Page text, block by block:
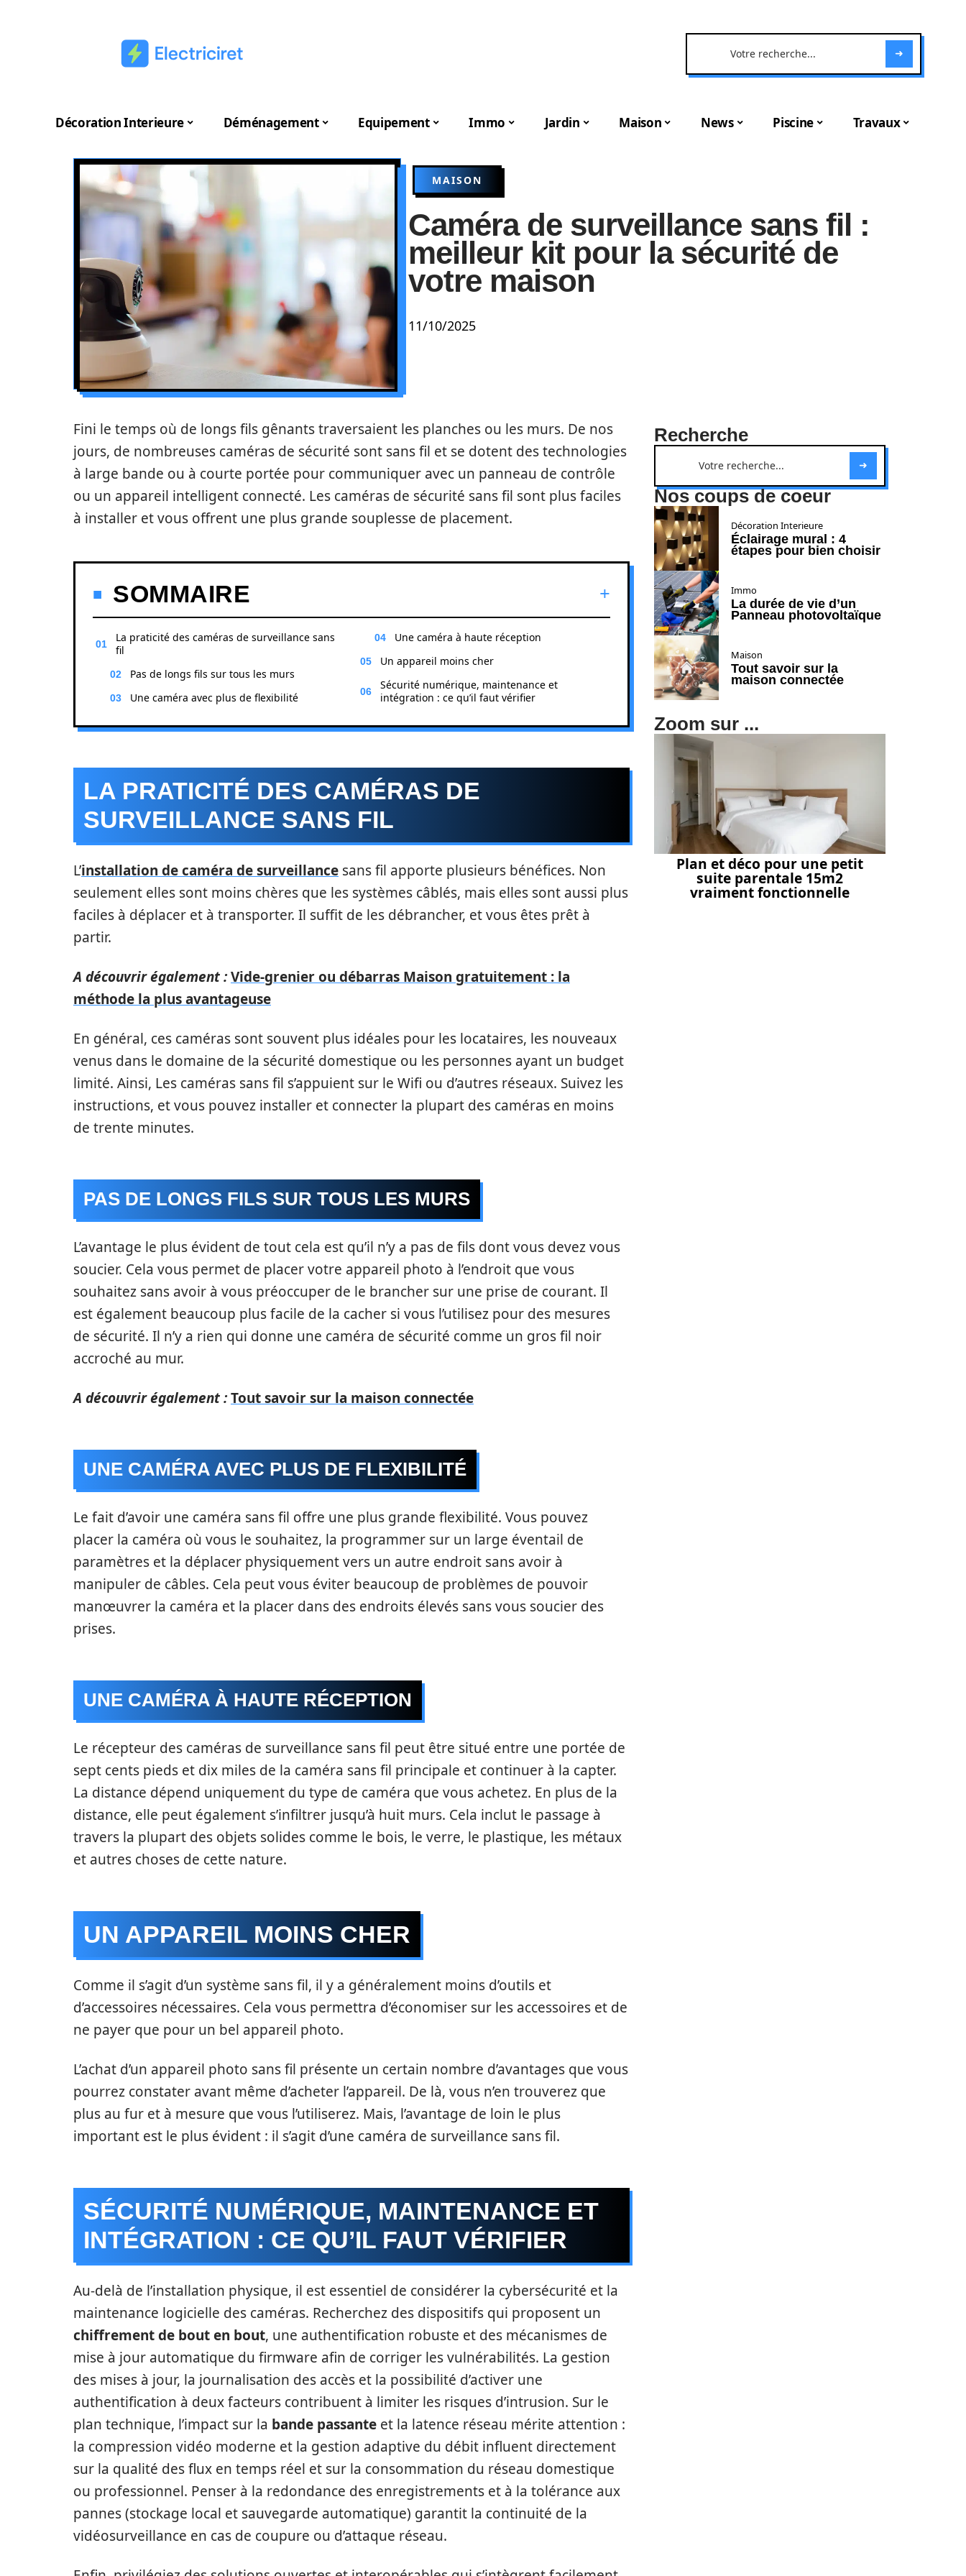
Décoration Interieure Déménagement Equipement Immo Jardin Maison News Piscine Travaux
MAISON
Caméra de surveillance sans fil :
meilleur kit pour la sécurité de
votre maison
11/10/2025
Fini le temps où de longs fils gênants traversaient les planches ou les murs. De nos
jours, de nombreuses caméras de sécurité sont sans fil et se dotent des technologies
à large bande ou à courte portée pour communiquer avec un panneau de contrôle
ou un appareil intelligent connecté. Les caméras de sécurité sans fil sont plus faciles
à installer et vous offrent une plus grande souplesse de placement.
SOMMAIRE
La praticité des caméras de surveillance sans
fil
Pas de longs fils sur tous les murs
Une caméra avec plus de flexibilité
Une caméra à haute réception
Un appareil moins cher
Sécurité numérique, maintenance et
intégration : ce qu’il faut vérifier
LA PRATICITÉ DES CAMÉRAS DE
SURVEILLANCE SANS FIL
L’installation de caméra de surveillance sans fil apporte plusieurs bénéfices. Non
seulement elles sont moins chères que les systèmes câblés, mais elles sont aussi plus
faciles à déplacer et à transporter. Il suffit de les débrancher, et vous êtes prêt à
partir.
A découvrir également :Vide-grenier ou débarras Maison gratuitement : la
méthode la plus avantageuse
En général, ces caméras sont souvent plus idéales pour les locataires, les nouveaux
venus dans le domaine de la sécurité domestique ou les personnes ayant un budget
limité. Ainsi, Les caméras sans fil s’appuient sur le Wifi ou d’autres réseaux. Suivez les
instructions, et vous pouvez installer et connecter la plupart des caméras en moins
de trente minutes.
PAS DE LONGS FILS SUR TOUS LES MURS
L’avantage le plus évident de tout cela est qu’il n’y a pas de fils dont vous devez vous
soucier. Cela vous permet de placer votre appareil photo à l’endroit que vous
souhaitez sans avoir à vous préoccuper de le brancher sur une prise de courant. Il
est également beaucoup plus facile de la cacher si vous l’utilisez pour des mesures
de sécurité. Il n’y a rien qui donne une caméra de sécurité comme un gros fil noir
accroché au mur.
A découvrir également :Tout savoir sur la maison connectée
UNE CAMÉRA AVEC PLUS DE FLEXIBILITÉ
Le fait d’avoir une caméra sans fil offre une plus grande flexibilité. Vous pouvez
placer la caméra où vous le souhaitez, la programmer sur un large éventail de
paramètres et la déplacer physiquement vers un autre endroit sans avoir à
manipuler de câbles. Cela peut vous éviter beaucoup de problèmes de pouvoir
manœuvrer la caméra et la placer dans des endroits élevés sans vous soucier des
prises.
UNE CAMÉRA À HAUTE RÉCEPTION
Le récepteur des caméras de surveillance sans fil peut être situé entre une portée de
sept cents pieds et dix miles de la caméra sans fil principale et continuer à la capter.
La distance dépend uniquement du type de caméra que vous achetez. En plus de la
distance, elle peut également s’infiltrer jusqu’à huit murs. Cela inclut le passage à
travers la plupart des objets solides comme le bois, le verre, le plastique, les métaux
et autres choses de cette nature.
UN APPAREIL MOINS CHER
Comme il s’agit d’un système sans fil, il y a généralement moins d’outils et
d’accessoires nécessaires. Cela vous permettra d’économiser sur les accessoires et de
ne payer que pour un bel appareil photo.
L’achat d’un appareil photo sans fil présente un certain nombre d’avantages que vous
pourrez constater avant même d’acheter l’appareil. De là, vous n’en trouverez que
plus au fur et à mesure que vous l’utiliserez. Mais, l’avantage de loin le plus
important est le plus évident : il s’agit d’une caméra de surveillance sans fil.
SÉCURITÉ NUMÉRIQUE, MAINTENANCE ET
INTÉGRATION : CE QU’IL FAUT VÉRIFIER
Au-delà de l’installation physique, il est essentiel de considérer la cybersécurité et la
maintenance logicielle des caméras. Recherchez des dispositifs qui proposent un
chiffrement de bout en bout, une authentification robuste et des mécanismes de
mise à jour automatique du firmware afin de corriger les vulnérabilités. La gestion
des mises à jour, la journalisation des accès et la possibilité d’activer une
authentification à deux facteurs contribuent à limiter les risques d’intrusion. Sur le
plan technique, l’impact sur la bande passante et la latence réseau mérite attention :
la compression vidéo moderne et la gestion adaptive du débit influent directement
sur la qualité des flux en temps réel et sur la consommation du réseau domestique
ou professionnel. Penser à la redondance des enregistrements et à la tolérance aux
pannes (stockage local et sauvegarde automatique) garantit la continuité de la
vidéosurveillance en cas de coupure ou d’attaque réseau.
Recherche
Nos coups de coeur
Décoration Interieure
Éclairage mural : 4
étapes pour bien choisir
Immo
La durée de vie d’un
Panneau photovoltaïque
Maison
Tout savoir sur la
maison connectée
Zoom sur ...
Plan et déco pour une petit
suite parentale 15m2
vraiment fonctionnelle